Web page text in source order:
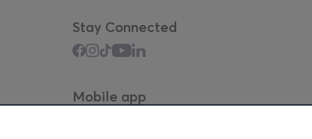
Stay Connected
Mobile app